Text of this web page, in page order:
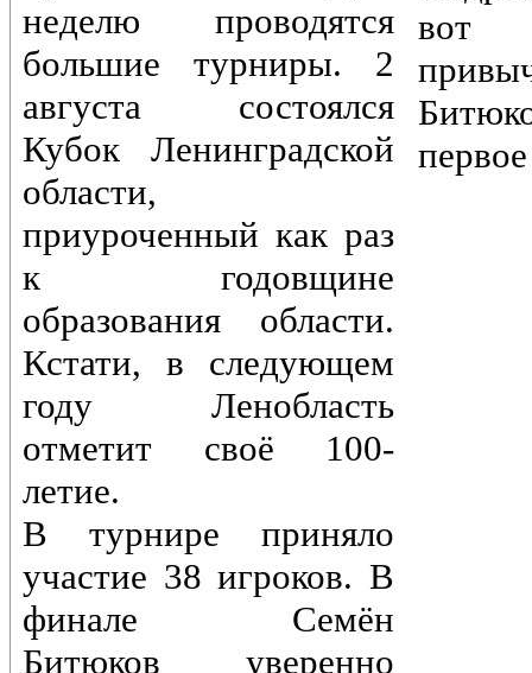
неделю проводятся
большие турниры. 2
августа состоялся
Кубок Ленинградской
области,
приуроченный как раз
к годовщине
образования области.
Кстати, в следующем
году Ленобласть
отметит своё 100-
летие.
В турнире приняло
участие 38 игроков. В
финале Семён
Битюков уверенно
вот